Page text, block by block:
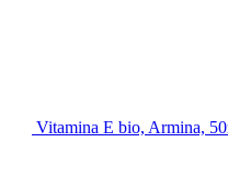
Vitamina E bio, Armina,